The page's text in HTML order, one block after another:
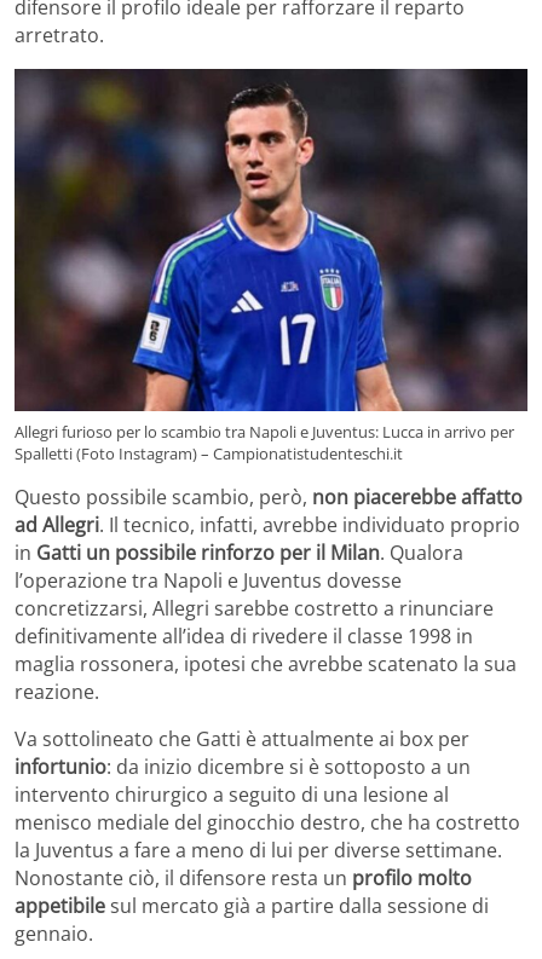
difensore il profilo ideale per rafforzare il reparto
arretrato.
Allegri furioso per lo scambio tra Napoli e Juventus: Lucca in arrivo per
Spalletti (Foto Instagram) – Campionatistudenteschi.it
Questo possibile scambio, però, non piacerebbe affatto
ad Allegri. Il tecnico, infatti, avrebbe individuato proprio
in Gatti un possibile rinforzo per il Milan. Qualora
l’operazione tra Napoli e Juventus dovesse
concretizzarsi, Allegri sarebbe costretto a rinunciare
definitivamente all’idea di rivedere il classe 1998 in
maglia rossonera, ipotesi che avrebbe scatenato la sua
reazione.
Va sottolineato che Gatti è attualmente ai box per
infortunio: da inizio dicembre si è sottoposto a un
intervento chirurgico a seguito di una lesione al
menisco mediale del ginocchio destro, che ha costretto
la Juventus a fare a meno di lui per diverse settimane.
Nonostante ciò, il difensore resta un profilo molto
appetibilesul mercato già a partire dalla sessione di
gennaio.